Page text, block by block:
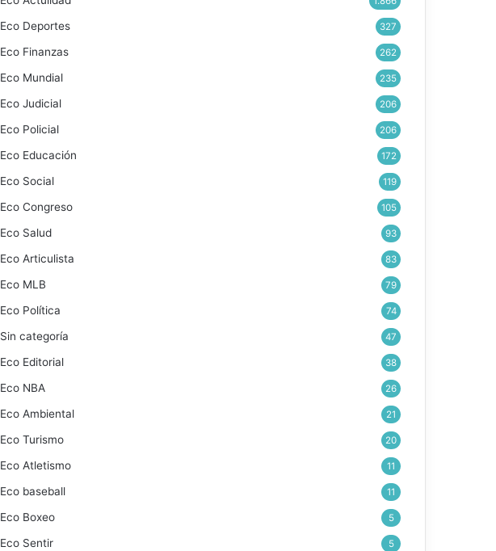
Eco Deportes 327
Eco Finanzas 262
Eco Mundial 235
Eco Judicial 206
Eco Policial 206
Eco Educación 172
Eco Social 119
Eco Congreso 105
Eco Salud 93
Eco Articulista 83
Eco MLB 79
Eco Política 74
Sin categoría 47
Eco Editorial 38
Eco NBA 26
Eco Ambiental 21
Eco Turismo 20
Eco Atletismo 11
Eco baseball 11
Eco Boxeo 5
Eco Sentir 5